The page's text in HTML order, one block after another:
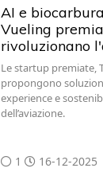
AI e
Vueling
rivoluzionano
Le startup premiate,
propongono
experience e
dell’aviazione.
1 16-12-2025